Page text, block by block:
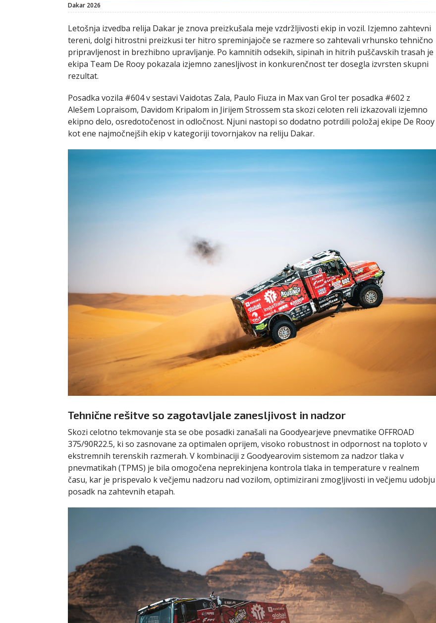
Dakar 2026
Letošnja izvedba relija Dakar je znova preizkušala meje vzdržljivosti ekip in vozil. Izjemno zahtevni
tereni, dolgi hitrostni preizkusi ter hitro spreminjajoče se razmere so zahtevali vrhunsko tehnično
pripravljenost in brezhibno upravljanje. Po kamnitih odsekih, sipinah in hitrih puščavskih trasah je
ekipa Team De Rooy pokazala izjemno zanesljivost in konkurenčnost ter dosegla izvrsten skupni
rezultat.
Posadka vozila #604 v sestavi Vaidotas Zala, Paulo Fiuza in Max van Grol ter posadka #602 z
Alešem Lopraisom, Davidom Kripalom in Jirijem Strossem sta skozi celoten reli izkazovali izjemno
ekipno delo, osredotočenost in odločnost. Njuni nastopi so dodatno potrdili položaj ekipe De Rooy
kot ene najmočnejših ekip v kategoriji tovornjakov na reliju Dakar.
Tehnične rešitve so zagotavljale zanesljivost in nadzor
Skozi celotno tekmovanje sta se obe posadki zanašali na Goodyearjeve pnevmatike OFFROAD
375/90R22.5, ki so zasnovane za optimalen oprijem, visoko robustnost in odpornost na toploto v
ekstremnih terenskih razmerah. V kombinaciji z Goodyearovim sistemom za nadzor tlaka v
pnevmatikah (TPMS) je bila omogočena neprekinjena kontrola tlaka in temperature v realnem
času, kar je prispevalo k večjemu nadzoru nad vozilom, optimizirani zmogljivosti in večjemu udobju
posadk na zahtevnih etapah.